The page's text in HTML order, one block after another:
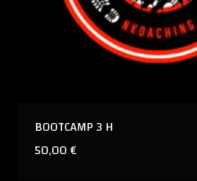
BOOTCAMP 3 H
50,00€